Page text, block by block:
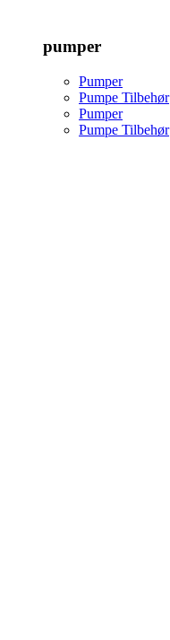
pumper
Pumper
Pumpe Tilbehør
Pumper
Pumpe Tilbehør